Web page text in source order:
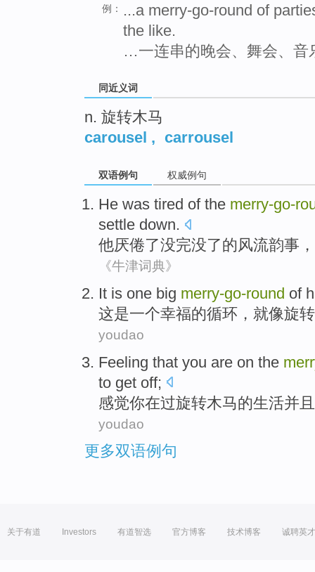
例：
...a merry-go-round of
the like.
…一连串的晚会、舞会、音
同近义词
n. 旋转木马
carousel , carrousel
双语例句 权威例句
He was tired ofthe merry-go-
settle down.
他厌倦了没完没了的风流韵事 ，
《牛津词典》
It is one big merry-go-round of
这是一个幸福的循环，就像旋转
youdao
Feeling that you are on the
to get off;
感觉你在过旋转木马的生活并且
youdao
更多双语例句
关于有道 Investors 有道智选 官方博客 技术博客 诚聘英才